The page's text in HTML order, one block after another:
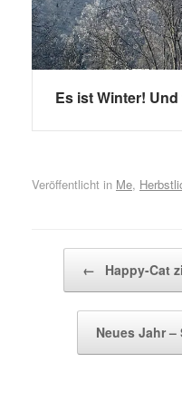
Es ist Winter!
Veröffentlicht in Me,
← Happy-Cat
Neues Jahr